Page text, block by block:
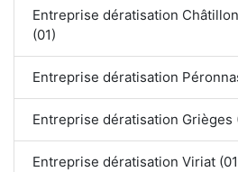
Entreprise dératisation
(01)
Entreprise dératisation
Entreprise dératisation Grièges
Entreprise dératisation Viriat